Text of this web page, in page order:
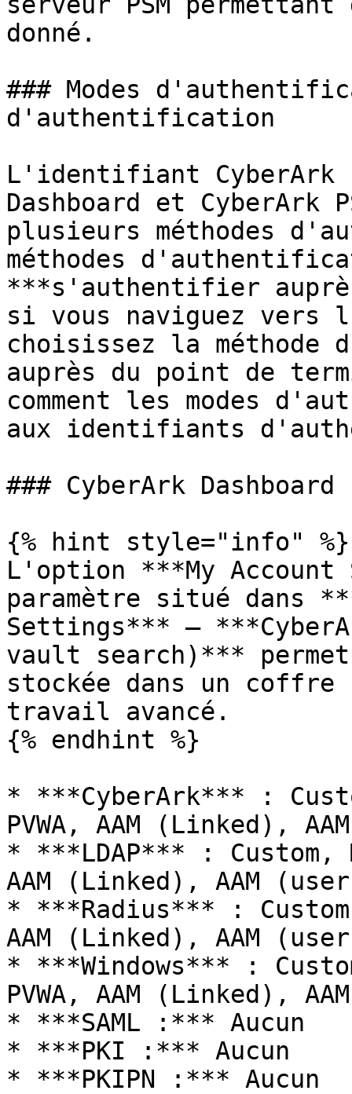
donné.
### Modes
d'authentification
L'identifiant CyberArk
Dashboard et CyberArk
plusieurs méthodes
méthodes
***s'authentifier
si vous naviguez vers
choisissez la
auprès du point de
comment les modes
aux identifiants
### CyberArk
{% hint style="info" %}
L'option ***My Account
paramètre situé dans
Settings*** –
vault search)***
stockée dans un
travail avancé.
{% endhint %}
* ***CyberArk*** :
PVWA, AAM (Linked),
* ***LDAP*** : Custom,
AAM (Linked), AAM
* ***Radius*** :
AAM (Linked), AAM
* ***Windows*** :
PVWA, AAM (Linked),
* ***SAML :*** Aucun
* ***PKI :*** Aucun
* ***PKIPN :*** Aucun